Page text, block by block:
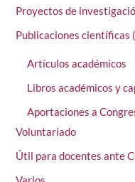
Proyectos de
Publicaciones científicas
Artículos académicos
Libros académicos y
Aportaciones a
Voluntariado
Útil para docentes ante